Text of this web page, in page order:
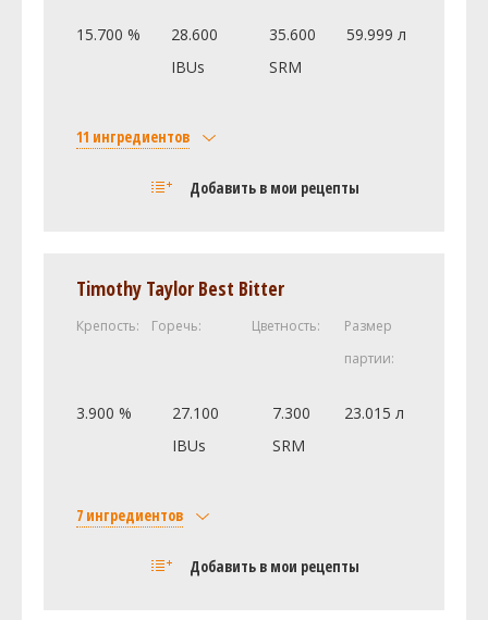
Добавить в мои рецепты
15.700 %
28.600
IBUs
35.600
SRM
59.999 л
11 ингредиентов
Castle Malting Pale Ale
Weyermann Карамюнх I
Weyermann Карапильс
1 кг
1 кг
Посмотреть рецепт полностью
Добавить в мои рецепты
Timothy Taylor Best Bitter
Крепость: Горечь: Цветность:
Размер
партии:
3.900 %
27.100
IBUs
7.300
SRM
23.015 л
7 ингредиентов
Golden Promise pale malt (1.7 SRM)